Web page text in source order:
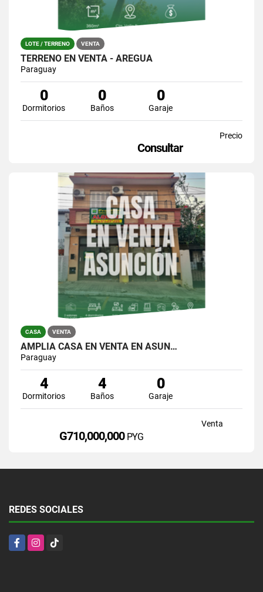
LOTE / TERRENO VENTA
TERRENO EN VENTA - AREGUÁ
Paraguay
0
Dormitorios
0
Baños
0
Garaje
Precio
Consultar
CASA VENTA
AMPLIA CASA EN VENTA EN ASUN…
Paraguay
4
Dormitorios
4
Baños
0
Garaje
Venta
G710,000,000 PYG
REDES SOCIALES
FacebookInstagram
TikTok